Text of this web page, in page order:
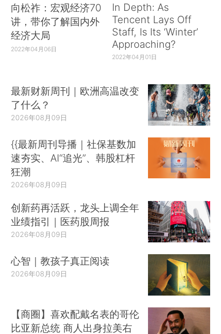
向松祚：宏观经济70
讲，带你了解国内外
经济大局
2022年04月06日
In Depth: As
Tencent Lays Off
Staff, Is Its ‘Winter’
Approaching?
2022年04月01日
最新财新周刊｜欧洲高温改变
了什么？
2026年08月09日
{{最新周刊导播｜社保基数加
速夯实、AI“追光”、韩股杠杆
狂潮
2026年08月09日
创新药再活跃，龙头上调全年
业绩指引｜医药股周报
2026年08月09日
心智｜教孩子真正阅读
2026年08月09日
【商圈】喜欢配戴名表的哥伦
比亚新总统 商人出身拉美右